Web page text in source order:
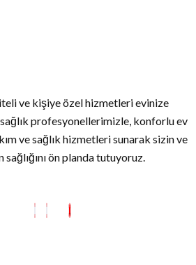
ve kişiye özel hizmetleri evinize
profesyonellerimizle, konforlu ev
ve sağlık hizmetleri sunarak sizin ve
ön planda tutuyoruz.